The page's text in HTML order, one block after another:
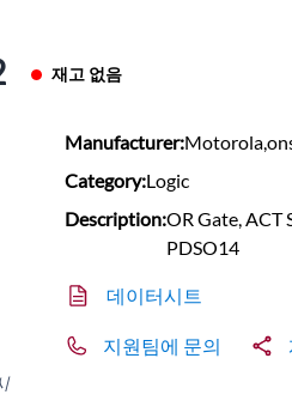
재고 없음
Manufacturer:
Category:Logic
Description:OR Gate, ACT
PDSO14
데이터시트
지원팀에 문의